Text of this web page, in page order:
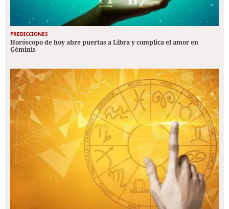
PREDICCIONES
Horóscopo de hoy abre puertas a Libra y complica el amor en
Géminis